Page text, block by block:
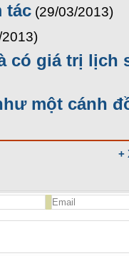
tác (29/03/2013)
có giá trị lịch
một cánh
+